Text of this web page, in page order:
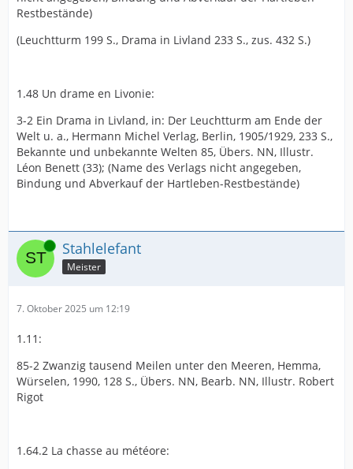
Restbestände)
(Leuchtturm 199 S., Drama in Livland 233 S., zus. 432 S.)
1.48 Un drame en Livonie:
3-2 Ein Drama in Livland, in: Der Leuchtturm am Ende der
Welt u. a., Hermann Michel Verlag, Berlin, 1905/1929, 233 S.,
Bekannte und unbekannte Welten 85, Übers. NN, Illustr.
Léon Benett (33); (Name des Verlags nicht angegeben,
Bindung und Abverkauf der Hartleben-Restbestände)
Online Stahlelefant
Meister
7. Oktober 2025 um 12:19
1.11:
85-2 Zwanzig tausend Meilen unter den Meeren, Hemma,
Würselen, 1990, 128 S., Übers. NN, Bearb. NN, Illustr. Robert
Rigot
1.64.2 La chasse au météore: